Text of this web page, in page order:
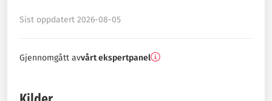
Sist oppdatert 2026-08-05
Gjennomgått avvårt ekspertpanel